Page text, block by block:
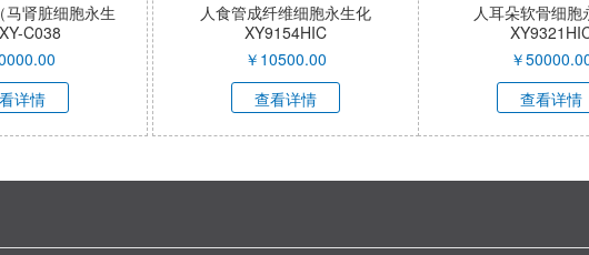
人耳朵软骨细胞永生化
XY9321HIC
￥50000.00
查看详情
SV40T细胞（介导永生化西门塔
尔牛星形胶质细胞）XY-C041-
￥55000.00
查看详情
生化西门
￥